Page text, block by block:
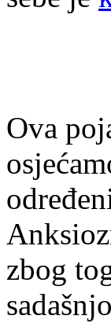
Ova
zbog